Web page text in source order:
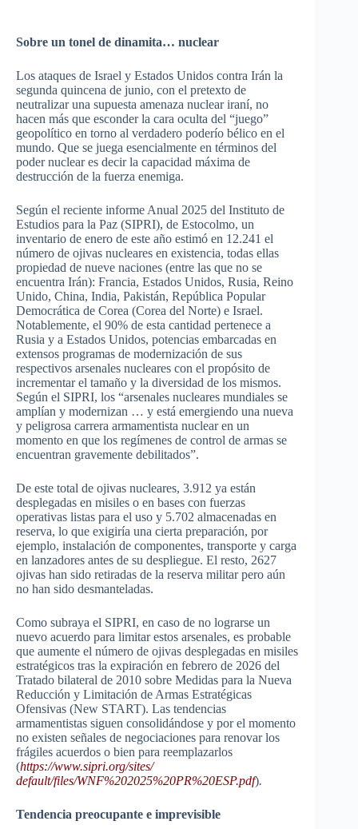
Sobre un tonel de dinamita… nuclear
Los ataques de Israel y Estados Unidos contra Irán la
segunda quincena de junio, con el pretexto de
neutralizar una supuesta amenaza nuclear iraní, no
hacen más que esconder la cara oculta del “juego”
geopolítico en torno al verdadero poderío bélico en el
mundo. Que se juega esencialmente en términos del
poder nuclear es decir la capacidad máxima de
destrucción de la fuerza enemiga.
Según el reciente informe Anual 2025 del Instituto de
Estudios para la Paz (SIPRI), de Estocolmo, un
inventario de enero de este año estimó en 12.241 el
número de ojivas nucleares en existencia, todas ellas
propiedad de nueve naciones (entre las que no se
encuentra Irán): Francia, Estados Unidos, Rusia, Reino
Unido, China, India, Pakistán, República Popular
Democrática de Corea (Corea del Norte) e Israel.
Notablemente, el 90% de esta cantidad pertenece a
Rusia y a Estados Unidos, potencias embarcadas en
extensos programas de modernización de sus
respectivos arsenales nucleares con el propósito de
incrementar el tamaño y la diversidad de los mismos.
Según el SIPRI, los “arsenales nucleares mundiales se
amplían y modernizan … y está emergiendo una nueva
y peligrosa carrera armamentista nuclear en un
momento en que los regímenes de control de armas se
encuentran gravemente debilitados”.
De este total de ojivas nucleares, 3.912 ya están
desplegadas en misiles o en bases con fuerzas
operativas listas para el uso y 5.702 almacenadas en
reserva, lo que exigiría una cierta preparación, por
ejemplo, instalación de componentes, transporte y carga
en lanzadores antes de su despliegue. El resto, 2627
ojivas han sido retiradas de la reserva militar pero aún
no han sido desmanteladas.
Como subraya el SIPRI, en caso de no lograrse un
nuevo acuerdo para limitar estos arsenales, es probable
que aumente el número de ojivas desplegadas en misiles
estratégicos tras la expiración en febrero de 2026 del
Tratado bilateral de 2010 sobre Medidas para la Nueva
Reducción y Limitación de Armas Estratégicas
Ofensivas (New START). Las tendencias
armamentistas siguen consolidándose y por el momento
no existen señales de negociaciones para renovar los
frágiles acuerdos o bien para reemplazarlos
(https://www.sipri.org/sites/
default/files/WNF%202025%20PR%20ESP.pdf).
Tendencia preocupante e imprevisible